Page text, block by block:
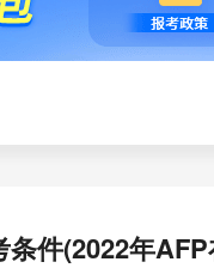
条件(2022年